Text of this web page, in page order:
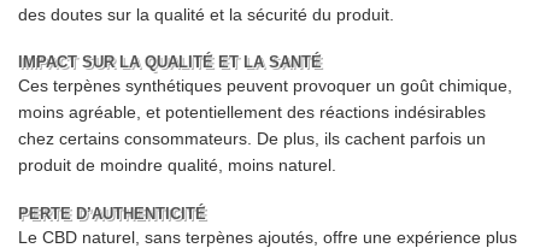
des doutes sur la qualité et la sécurité du produit.
IMPACT SUR LA QUALITÉ ET LA SANTÉ
Ces terpènes synthétiques peuvent provoquer un goût chimique,
moins agréable, et potentiellement des réactions indésirables
chez certains consommateurs. De plus, ils cachent parfois un
produit de moindre qualité, moins naturel.
PERTE D’AUTHENTICITÉ
Le CBD naturel, sans terpènes ajoutés, offre une expérience plus